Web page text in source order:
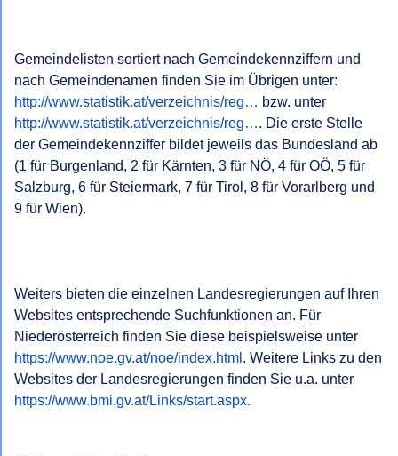
Gemeindelisten sortiert nach Gemeindekennziffern und
http://www.statistik.at/verzeichnis/reg…
http://www.statistik.at/verzeichnis/reg…. Die erste Stelle
der Gemeindekennziffer bildet jeweils das Bundesland ab
(1 für Burgenland, 2 für Kärnten, 3 für NÖ, 4 für OÖ, 5 für
Salzburg, 6 für Steiermark, 7 für Tirol, 8 für Vorarlberg und
9 für Wien).
Weiters bieten die einzelnen Landesregierungen auf Ihren
Websites entsprechende Suchfunktionen an. Für
https://www.noe.gv.at/noe/index.html . Weitere Links zu den
https://www.bmi.gv.at/Links/start.aspx.